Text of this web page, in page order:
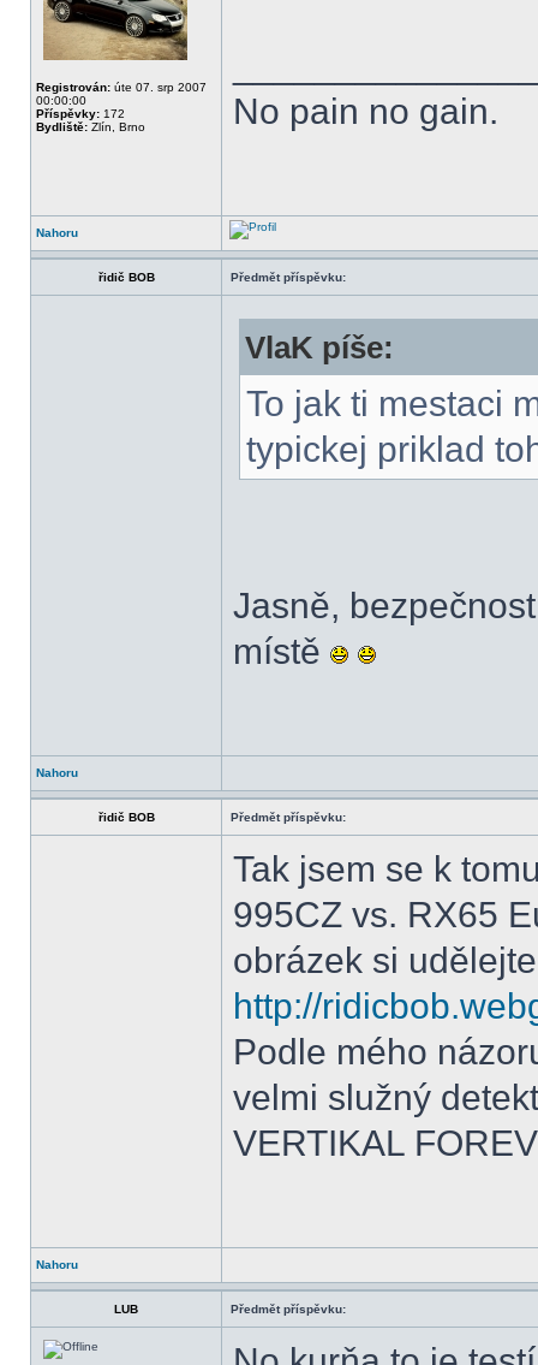
Registrován: úte 07. srp 2007
00:00:00
Příspěvky: 172
Bydliště: Zlín, Brno
No pain no gain.
Nahoru
řidič BOB Předmět příspěvku:
VlaK píše:
To jak ti mestaci
typickej priklad
Jasně,
místě
Nahoru
řidič BOB Předmět příspěvku:
Tak jsem se k
995CZ vs. RX65
obrázek si
http://
Podle mého
velmi služný
VERTIKAL
Nahoru
LUB Předmět příspěvku: